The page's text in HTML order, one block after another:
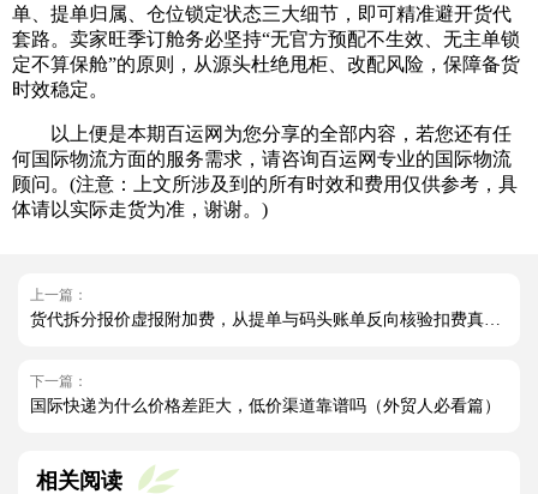
单、提单归属、仓位锁定状态三大细节，即可精准避开货代
套路。卖家旺季订舱务必坚持“无官方预配不生效、无主单锁
定不算保舱”的原则，从源头杜绝甩柜、改配风险，保障备货
时效稳定。
以上便是本期百运网为您分享的全部内容，若您还有任
何国际物流方面的服务需求，请咨询百运网专业的国际物流
顾问。(注意：上文所涉及到的所有时效和费用仅供参考，具
体请以实际走货为准，谢谢。)
上一篇：
货代拆分报价虚报附加费，从提单与码头账单反向核验扣费真伪方法（外贸人请注意）
下一篇：
国际快递为什么价格差距大，低价渠道靠谱吗（外贸人必看篇）
相关阅读